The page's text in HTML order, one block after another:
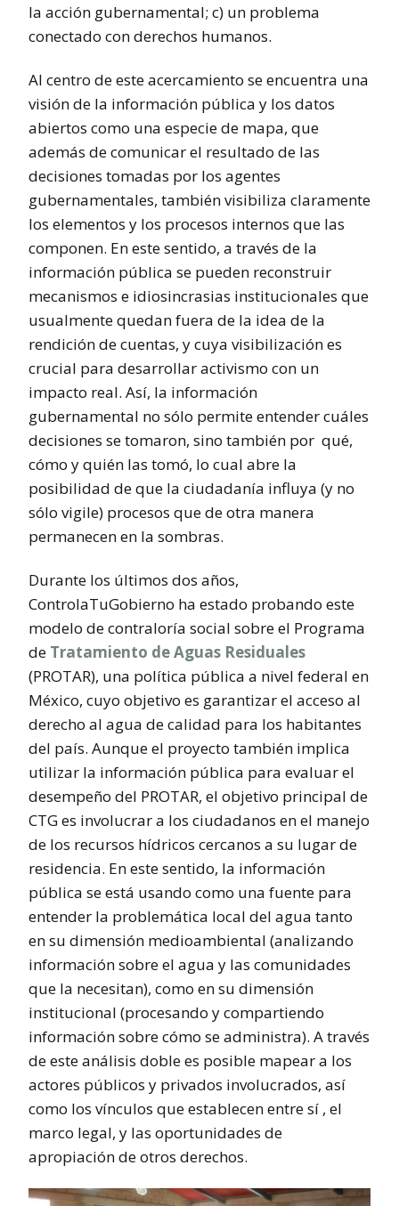
la acción gubernamental; c) un problema
conectado con derechos humanos.
Al centro de este acercamiento se encuentra una
visión de la información pública y los datos
abiertos como una especie de mapa, que
además de comunicar el resultado de las
decisiones tomadas por los agentes
gubernamentales, también visibiliza claramente
los elementos y los procesos internos que las
componen. En este sentido, a través de la
información pública se pueden reconstruir
mecanismos e idiosincrasias institucionales que
usualmente quedan fuera de la idea de la
rendición de cuentas, y cuya visibilización es
crucial para desarrollar activismo con un
impacto real. Así, la información
gubernamental no sólo permite entender cuáles
decisiones se tomaron, sino también por qué,
cómo y quién las tomó, lo cual abre la
posibilidad de que la ciudadanía influya (y no
sólo vigile) procesos que de otra manera
permanecen en la sombras.
Durante los últimos dos años,
ControlaTuGobierno ha estado probando este
modelo de contraloría social sobre el Programa
de Tratamiento de Aguas Residuales
(PROTAR), una política pública a nivel federal en
México, cuyo objetivo es garantizar el acceso al
derecho al agua de calidad para los habitantes
del país. Aunque el proyecto también implica
utilizar la información pública para evaluar el
desempeño del PROTAR, el objetivo principal de
CTG es involucrar a los ciudadanos en el manejo
de los recursos hídricos cercanos a su lugar de
residencia. En este sentido, la información
pública se está usando como una fuente para
entender la problemática local del agua tanto
en su dimensión medioambiental (analizando
información sobre el agua y las comunidades
que la necesitan), como en su dimensión
institucional (procesando y compartiendo
información sobre cómo se administra). A través
de este análisis doble es posible mapear a los
actores públicos y privados involucrados, así
como los vínculos que establecen entre sí , el
marco legal, y las oportunidades de
apropiación de otros derechos.